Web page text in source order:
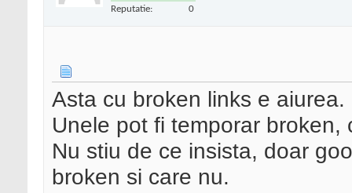
Reputatie: 0
Asta cu broken links e aiurea.
Unele pot fi temporar
Nu stiu de ce insista, doar
broken si care nu.